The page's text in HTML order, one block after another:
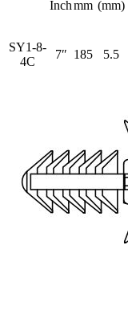
Inchmm (mm)
SY1-8-
4C
7″ 185 5.5